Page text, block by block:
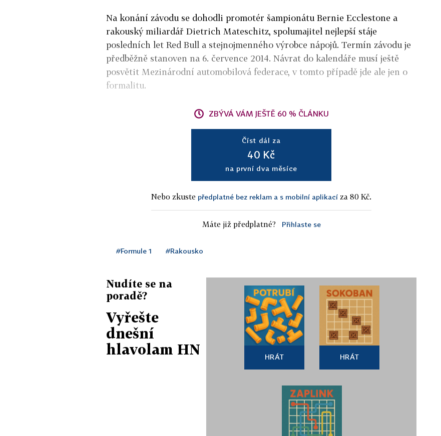
Na konání závodu se dohodli promotér šampionátu Bernie Ecclestone a
rakouský miliardář Dietrich Mateschitz, spolumajitel nejlepší stáje
posledních let Red Bull a stejnojmenného výrobce nápojů. Termín závodu je
předběžně stanoven na 6. července 2014. Návrat do kalendáře musí ještě
posvětit Mezinárodní automobilová federace, v tomto případě jde ale jen o
formalitu.
ZBÝVÁ VÁM JEŠTĚ 60 % ČLÁNKU
Číst dál za
40 Kč
na první dva měsíce
Nebo zkuste předplatné bez reklam a s mobilní aplikací za 80 Kč.
Máte již předplatné? Přihlaste se
#Formule 1 #Rakousko
Nudíte se na
poradě?
Vyřešte
dnešní
hlavolam HN
HRÁT HRÁT